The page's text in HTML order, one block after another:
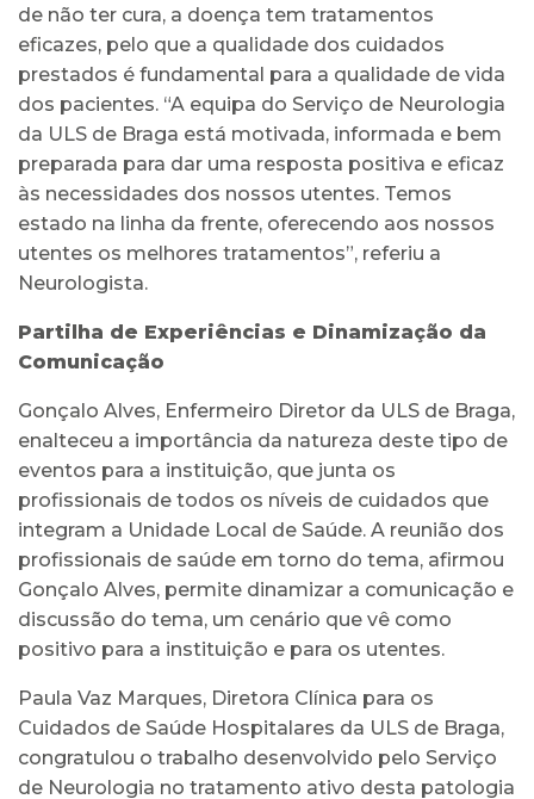
de não ter cura, a doença tem tratamentos
eficazes, pelo que a qualidade dos cuidados
prestados é fundamental para a qualidade de vida
dos pacientes. “A equipa do Serviço de Neurologia
da ULS de Braga está motivada, informada e bem
preparada para dar uma resposta positiva e eficaz
às necessidades dos nossos utentes. Temos
estado na linha da frente, oferecendo aos nossos
utentes os melhores tratamentos”, referiu a
Neurologista.
Partilha de Experiências e Dinamização da
Comunicação
Gonçalo Alves, Enfermeiro Diretor da ULS de Braga,
enalteceu a importância da natureza deste tipo de
eventos para a instituição, que junta os
profissionais de todos os níveis de cuidados que
integram a Unidade Local de Saúde. A reunião dos
profissionais de saúde em torno do tema, afirmou
Gonçalo Alves, permite dinamizar a comunicação e
discussão do tema, um cenário que vê como
positivo para a instituição e para os utentes.
Paula Vaz Marques, Diretora Clínica para os
Cuidados de Saúde Hospitalares da ULS de Braga,
congratulou o trabalho desenvolvido pelo Serviço
de Neurologia no tratamento ativo desta patologia